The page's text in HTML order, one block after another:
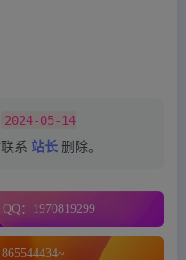
2024-05-14
系 站长 删除。
：1970819299